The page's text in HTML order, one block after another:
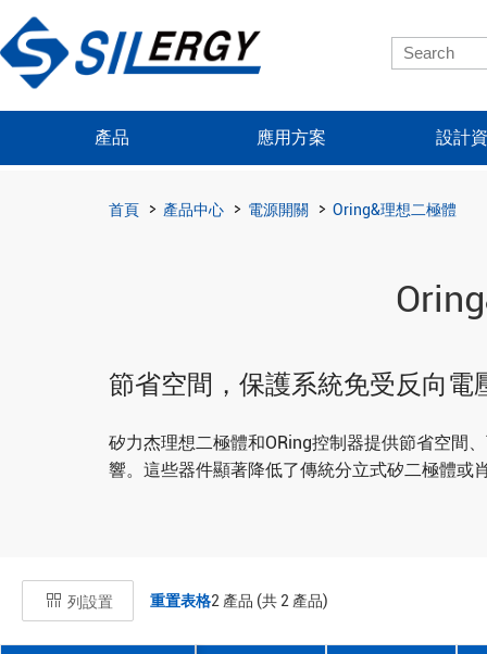
產品 應用方案 設計
首頁 產品中心 電源開關 Oring&理想二極體
節省空間，保護系統免受反向
矽力杰理想二極體和ORing控制器提供節省空間
響。這些器件顯著降低了傳統分立式矽二極體或
列設置 重置表格2 產品 (共 2 產品)